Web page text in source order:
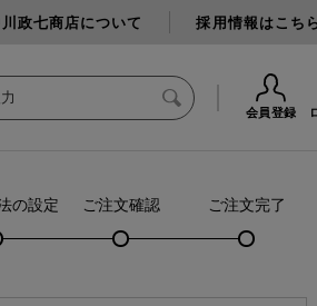
政七商店について 採用情報はこち
会員登録
の設定 ご注文確認 ご注文完了